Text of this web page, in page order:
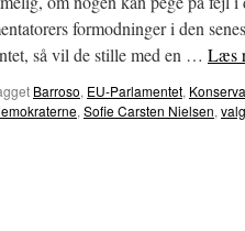
formodninger i den
så vil de stille med en … Læs
Barroso, EU-Parlamentet,
, Sofie Carsten Nielsen, valg